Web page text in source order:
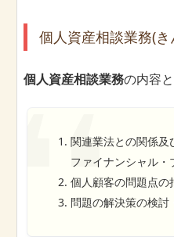
個人資産相談業務(き
個人資産相談業務の内容
関連業法との関係及
ファイナンシャル・
個人顧客の問題点の
問題の解決策の検討